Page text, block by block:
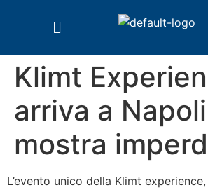
Klimt
arriva a
mostra
L’evento unico della Klimt